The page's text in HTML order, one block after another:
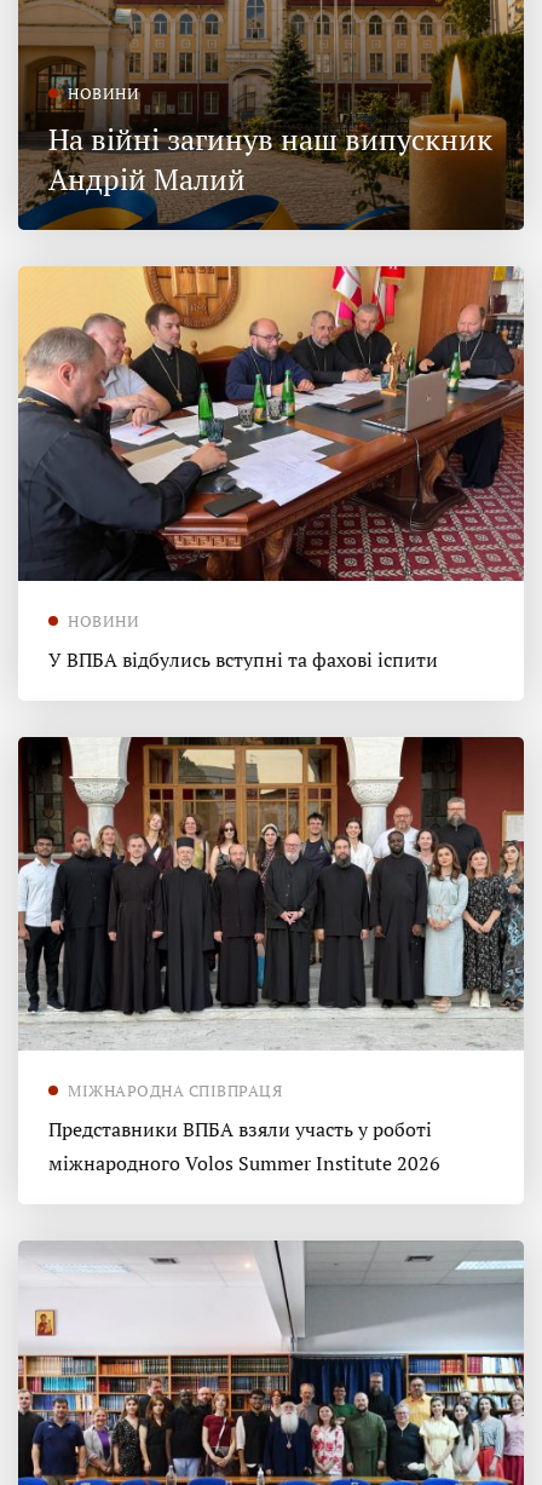
НОВИНИ
На війні загинув наш випускник
Андрій Малий
НОВИНИ
У ВПБА відбулись вступні та фахові іспити
МІЖНАРОДНА СПІВПРАЦЯ
Представники ВПБА взяли участь у роботі
міжнародного Volos Summer Institute 2026